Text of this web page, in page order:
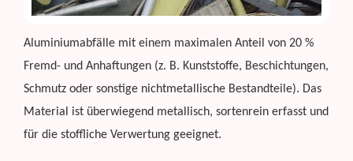
Aluminiumabfälle mit einem maximalen Anteil von 20 %
Fremd- und Anhaftungen (z. B. Kunststoffe, Beschichtungen,
Schmutz oder sonstige nichtmetallische Bestandteile). Das
Material ist überwiegend metallisch, sortenrein erfasst und
für die stoffliche Verwertung geeignet.